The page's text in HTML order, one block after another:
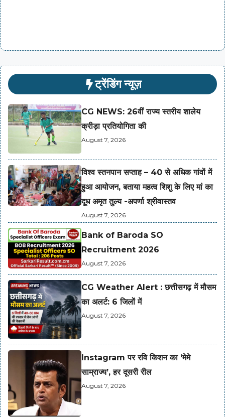
ट्रेंडिंग न्यूज़
CG NEWS: 26वीं राज्य स्तरीय शालेय
क्रीड़ा प्रतियोगिता की
August 7, 2026
विश्व स्तनपान सप्ताह – 40 से अधिक गांवों में
हुआ आयोजन, बताया महत्व शिशु के लिए मां का
दूध अमृत तुल्य -अपर्णा श्रीवास्तव
August 7, 2026
Bank of Baroda SO
Recruitment 2026
August 7, 2026
CG Weather Alert : छत्तीसगढ़ में मौसम
का अलर्ट: 6 जिलों में
August 7, 2026
Instagram पर रवि किशन का ‘मेमे
साम्राज्य’, हर दूसरी रील
August 7, 2026